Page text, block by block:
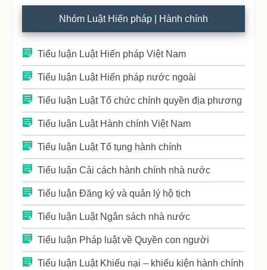
Nhóm Luật Hiến pháp | Hành chính
Tiểu luận Luật Hiến pháp Việt Nam
Tiểu luận Luật Hiến pháp nước ngoài
Tiểu luận Luật Tổ chức chính quyền địa phương
Tiểu luận Luật Hành chính Việt Nam
Tiểu luận Luật Tố tụng hành chính
Tiểu luận Cải cách hành chính nhà nước
Tiểu luận Đăng ký và quản lý hộ tịch
Tiểu luận Luật Ngân sách nhà nước
Tiểu luận Pháp luật về Quyền con người
Tiểu luận Luật Khiếu nại – khiếu kiện hành chính